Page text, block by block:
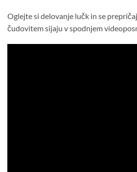
Oglejte si delovanje lučk in se
čudovitem sijaju v spodnjem